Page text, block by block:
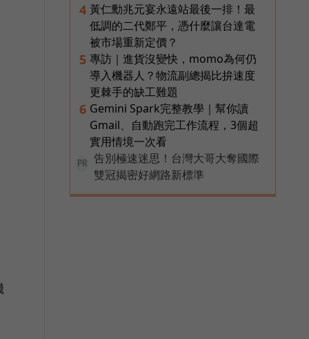
4 黃仁勳兆元宴永遠站最後一排！最
低調的二代鄭平，憑什麼讓台達電
被市場重新定價？
5 專訪｜進貨沒變快，momo為何仍
導入機器人？物流副總揭比拚速度
更棘手的缺工難題
6 Gemini Spark完整教學｜幫你讀
Gmail、自動跑完工作流程，3個超
實用情境一次看
PR
告別極速迷思！台灣大哥大奪國際
雙冠揭密好網路新標準